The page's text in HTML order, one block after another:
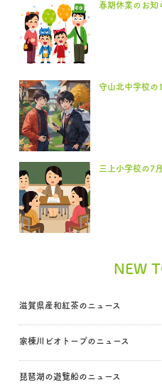
春期休業のお知
守山北中学校の
三上小学校の7
NEW
滋賀県産和紅茶のニュース
家棟川ビオトープのニュース
琵琶湖の遊覧船のニュース